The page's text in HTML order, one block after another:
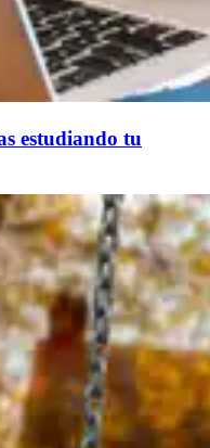
estudiando tu